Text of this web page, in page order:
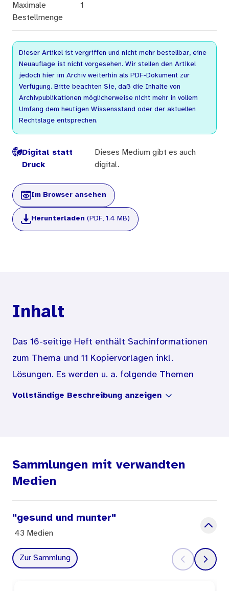
Maximale
Bestellmenge
1
Dieser Artikel ist vergriffen und nicht mehr bestellbar, eine
Neuauflage ist nicht vorgesehen. Wir stellen den Artikel
jedoch hier im Archiv weiterhin als PDF-Dokument zur
Verfügung. Bitte beachten Sie, daß die Inhalte von
Archivpublikationen möglicherweise nicht mehr in vollem
Umfang dem heutigen Wissensstand oder der aktuellen
Rechtslage entsprechen.
Digital statt
Druck
Dieses Medium gibt es auch
digital.
Im Browser ansehen
Herunterladen (PDF, 1.4 MB)
Inhalt
Das 16-seitige Heft enthält Sachinformationen
zum Thema und 11 Kopiervorlagen inkl.
Lösungen. Es werden u. a. folgende Themen
angesprochen:
Vollständige Beschreibung anzeigen
Sammlungen mit verwandten
Medien
"gesund und munter"
43 Medien
Zur Sammlung